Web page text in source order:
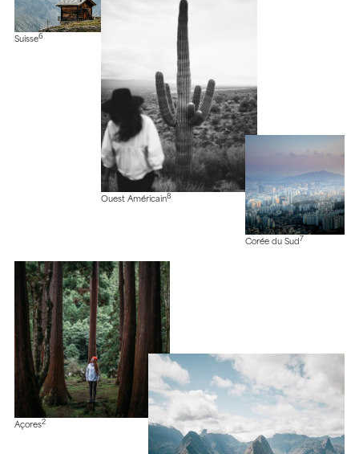
Suisse6
Ouest Américain8
Corée du Sud 7
Açores2